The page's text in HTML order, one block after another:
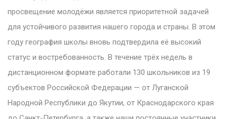
просвещение молодёжи является приоритетной задачей
для устойчивого развития нашего города и страны. В этом
году география школы вновь подтвердила её высокий
статус и востребованность. В течение трёх недель в
дистанционном формате работали 130 школьников из 19
субъектов Российской Федерации — от Луганской
Народной Республики до Якутии, от Краснодарского края